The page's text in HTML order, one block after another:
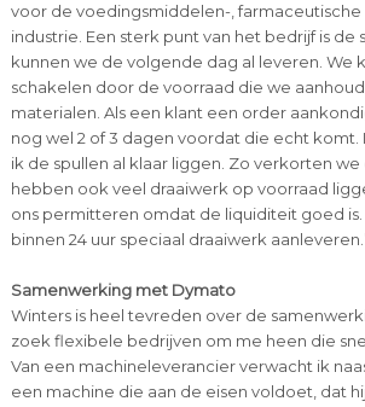
voor de voedingsmiddelen-,
industrie. Een sterk punt van het bedrijf is de
kunnen we de volgende dag al leveren. We
schakelen door de voorraad die we
materialen. Als een klant een order
nog wel 2 of 3 dagen voordat die echt komt.
ik de spullen al klaar liggen. Zo verkorten
hebben ook veel draaiwerk op voorraad
ons permitteren omdat de liquiditeit goed
binnen 24 uur speciaal draaiwerk
Samenwerking met Dymato
Winters is heel tevreden over de
zoek flexibele bedrijven om me heen die
Van een machineleverancier verwacht ik
een machine die aan de eisen voldoet, dat